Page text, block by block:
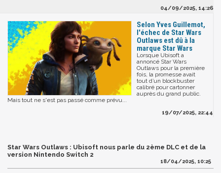
04/09/2025, 14:26
Selon Yves Guillemot,
l'échec de Star Wars
Outlaws est dû à la
marque Star Wars
Lorsque Ubisoft a
annoncé Star Wars
Outlaws pour la première
fois, la promesse avait
tout d’un blockbuster
calibré pour cartonner
auprès du grand public.
Mais tout ne s'est pas passé comme prévu...
19/07/2025, 22:44
Star Wars Outlaws : Ubisoft nous parle du 2ème DLC et de la
version Nintendo Switch 2
18/04/2025, 10:25